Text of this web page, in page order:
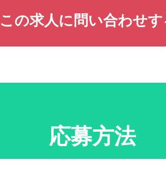
この求人に問い合わせ
応募方法